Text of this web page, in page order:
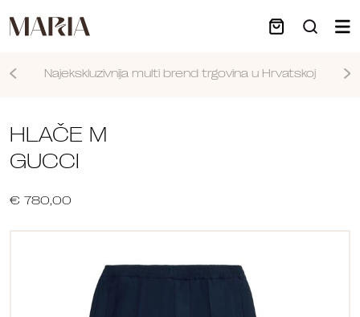
Najekskluzivnija multi brend trgovina u Hrvatskoj
HLAČE M
GUCCI
€ 780,00